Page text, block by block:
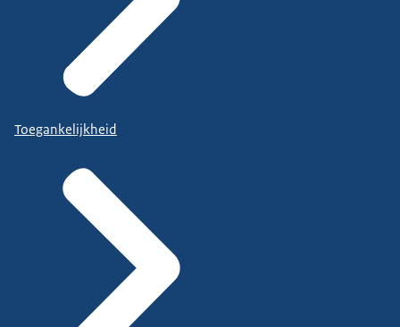
Toegankelijkheid